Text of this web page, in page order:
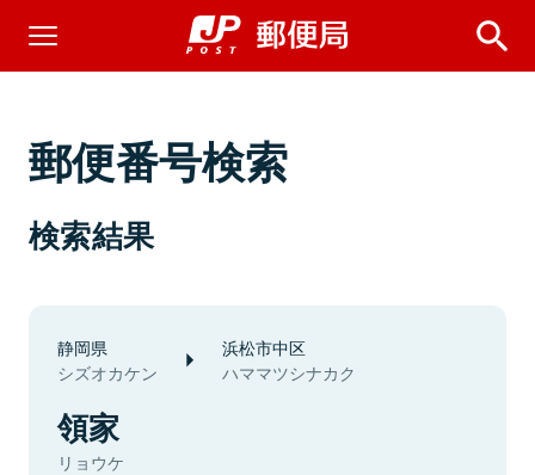
郵便番号検索
検索結果
静岡県
シズオカケン
浜松市中区
ハママツシナカク
領家
リョウケ